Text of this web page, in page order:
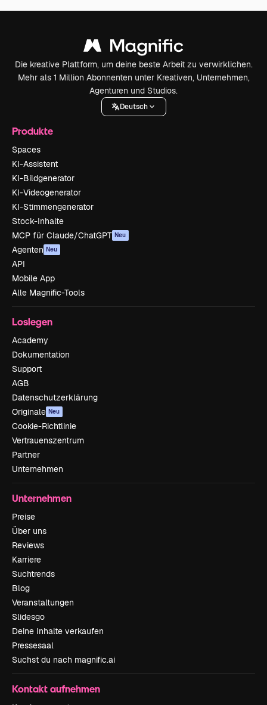
Die kreative Plattform, um deine beste Arbeit zu verwirklichen.
Mehr als 1 Million Abonnenten unter Kreativen, Unternehmen,
Agenturen und Studios.
Deutsch
Produkte
Spaces
KI-Assistent
KI-Bildgenerator
KI-Videogenerator
KI-Stimmengenerator
Stock-Inhalte
MCP für Claude/ChatGPT Neu
Agenten Neu
API
Mobile App
Alle Magnific-Tools
Loslegen
Academy
Dokumentation
Support
AGB
Datenschutzerklärung
Originale Neu
Cookie-Richtlinie
Vertrauenszentrum
Partner
Unternehmen
Unternehmen
Preise
Über uns
Reviews
Karriere
Suchtrends
Blog
Veranstaltungen
Slidesgo
Deine Inhalte verkaufen
Pressesaal
Suchst du nach magnific.ai
Kontakt aufnehmen